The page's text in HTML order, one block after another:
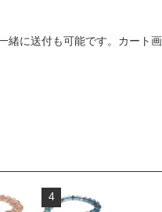
緒に送付も可能です。カート
4